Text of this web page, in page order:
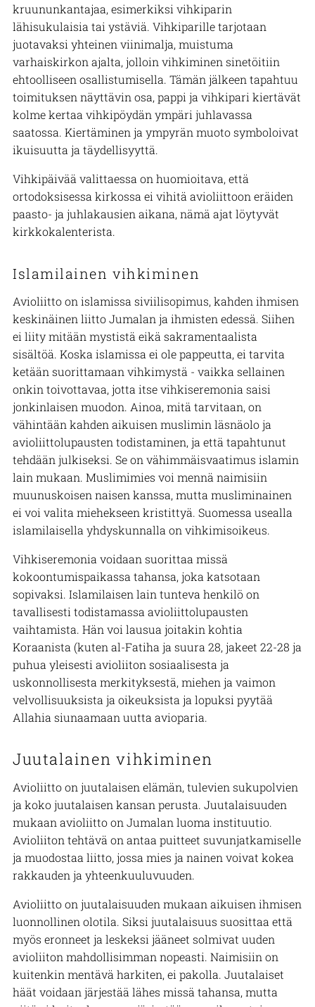
kruununkantajaa, esimerkiksi vihkiparin
lähisukulaisia tai ystäviä. Vihkiparille tarjotaan
juotavaksi yhteinen viinimalja, muistuma
varhaiskirkon ajalta, jolloin vihkiminen sinetöitiin
ehtoolliseen osallistumisella. Tämän jälkeen tapahtuu
toimituksen näyttävin osa, pappi ja vihkipari kiertävät
kolme kertaa vihkipöydän ympäri juhlavassa
saatossa. Kiertäminen ja ympyrän muoto symboloivat
ikuisuutta ja täydellisyyttä.
Vihkipäivää valittaessa on huomioitava, että
ortodoksisessa kirkossa ei vihitä avioliittoon eräiden
paasto- ja juhlakausien aikana, nämä ajat löytyvät
kirkkokalenterista.
Islamilainen vihkiminen
Avioliitto on islamissa siviilisopimus, kahden ihmisen
keskinäinen liitto Jumalan ja ihmisten edessä. Siihen
ei liity mitään mystistä eikä sakramentaalista
sisältöä. Koska islamissa ei ole pappeutta, ei tarvita
ketään suorittamaan vihkimystä - vaikka sellainen
onkin toivottavaa, jotta itse vihkiseremonia saisi
jonkinlaisen muodon. Ainoa, mitä tarvitaan, on
vähintään kahden aikuisen muslimin läsnäolo ja
avioliittolupausten todistaminen, ja että tapahtunut
tehdään julkiseksi. Se on vähimmäisvaatimus islamin
lain mukaan. Muslimimies voi mennä naimisiin
muunuskoisen naisen kanssa, mutta musliminainen
ei voi valita miehekseen kristittyä. Suomessa usealla
islamilaisella yhdyskunnalla on vihkimisoikeus.
Vihkiseremonia voidaan suorittaa missä
kokoontumispaikassa tahansa, joka katsotaan
sopivaksi. Islamilaisen lain tunteva henkilö on
tavallisesti todistamassa avioliittolupausten
vaihtamista. Hän voi lausua joitakin kohtia
Koraanista (kuten al-Fatiha ja suura 28, jakeet 22-28 ja
puhua yleisesti avioliiton sosiaalisesta ja
uskonnollisesta merkityksestä, miehen ja vaimon
velvollisuuksista ja oikeuksista ja lopuksi pyytää
Allahia siunaamaan uutta avioparia.
Juutalainen vihkiminen
Avioliitto on juutalaisen elämän, tulevien sukupolvien
ja koko juutalaisen kansan perusta. Juutalaisuuden
mukaan avioliitto on Jumalan luoma instituutio.
Avioliiton tehtävä on antaa puitteet suvunjatkamiselle
ja muodostaa liitto, jossa mies ja nainen voivat kokea
rakkauden ja yhteenkuuluvuuden.
Avioliitto on juutalaisuuden mukaan aikuisen ihmisen
luonnollinen olotila. Siksi juutalaisuus suosittaa että
myös eronneet ja leskeksi jääneet solmivat uuden
avioliiton mahdollisimman nopeasti. Naimisiin on
kuitenkin mentävä harkiten, ei pakolla. Juutalaiset
häät voidaan järjestää lähes missä tahansa, mutta